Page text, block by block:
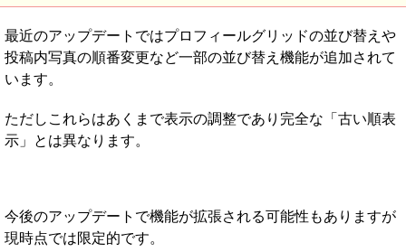
最近のアップデートではプロフィールグリッドの並び替えや
投稿内写真の順番変更など一部の並び替え機能が追加されて
います。
ただしこれらはあくまで表示の調整であり完全な「古い順表
示」とは異なります。
今後のアップデートで機能が拡張される可能性もありますが
現時点では限定的です。